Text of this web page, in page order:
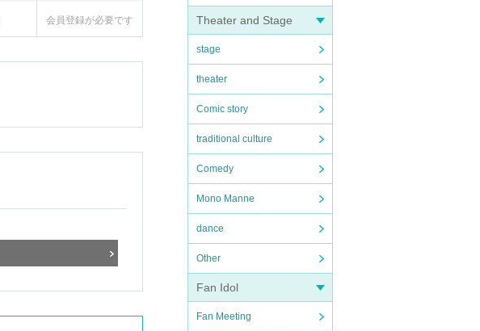
Theater and Stage
stage
theater
Comic story
traditional culture
Comedy
Mono Manne
dance
Other
Fan Idol
Fan Meeting
会員登録が必要です